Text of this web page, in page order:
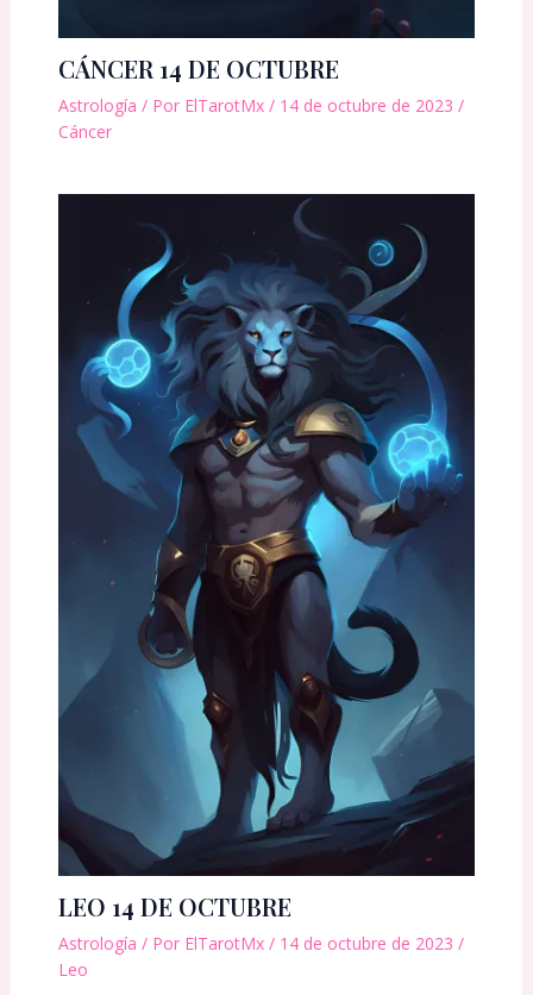
CÁNCER 14 DE OCTUBRE
Astrología / Por ElTarotMx / 14 de octubre de 2023 /
Cáncer
LEO 14 DE OCTUBRE
Astrología / Por ElTarotMx / 14 de octubre de 2023 /
Leo